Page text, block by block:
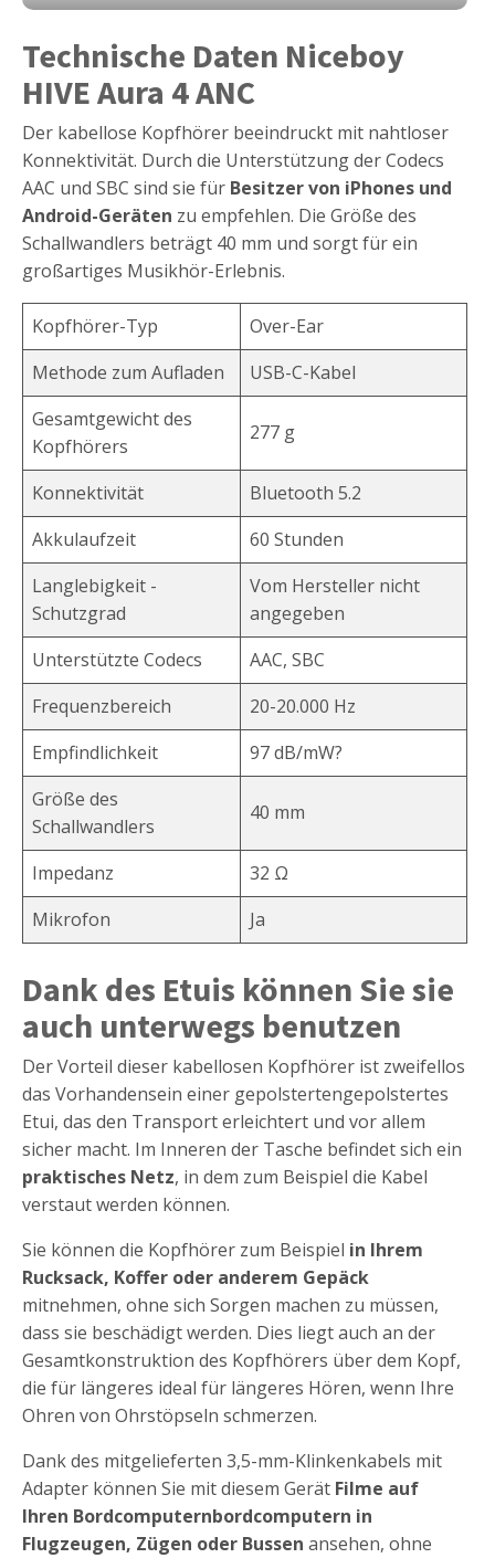
Technische Daten Niceboy
HIVE Aura 4 ANC
Der kabellose Kopfhörer beeindruckt mit nahtloser
Konnektivität. Durch die Unterstützung der Codecs
AAC und SBC sind sie für Besitzer von iPhones und
Android-Geräten zu empfehlen. Die Größe des
Schallwandlers beträgt 40 mm und sorgt für ein
großartiges Musikhör-Erlebnis.
Kopfhörer-Typ
Over-Ear
Methode zum Aufladen
USB-C-Kabel
Gesamtgewicht des
Kopfhörers
277 g
Konnektivität
Bluetooth 5.2
Akkulaufzeit
60 Stunden
Langlebigkeit -
Schutzgrad
Vom Hersteller nicht
angegeben
Unterstützte Codecs
AAC, SBC
Frequenzbereich
20-20.000 Hz
Empfindlichkeit
97 dB/mW?
Größe des
Schallwandlers
40 mm
Impedanz
32 Ω
Mikrofon
Ja
Dank des Etuis können Sie sie
auch unterwegs benutzen
Der Vorteil dieser kabellosen Kopfhörer ist zweifellos
das Vorhandensein einer gepolstertengepolstertes
Etui, das den Transport erleichtert und vor allem
sicher macht. Im Inneren der Tasche befindet sich ein
praktisches Netz, in dem zum Beispiel die Kabel
verstaut werden können.
Sie können die Kopfhörer zum Beispiel in Ihrem
Rucksack, Koffer oder anderem Gepäck
mitnehmen, ohne sich Sorgen machen zu müssen,
dass sie beschädigt werden. Dies liegt auch an der
Gesamtkonstruktion des Kopfhörers über dem Kopf,
die für längeres ideal für längeres Hören, wenn Ihre
Ohren von Ohrstöpseln schmerzen.
Dank des mitgelieferten 3,5-mm-Klinkenkabels mit
Adapter können Sie mit diesem Gerät Filme auf
Ihren Bordcomputernbordcomputern in
Flugzeugen, Zügen oder Bussen ansehen, ohne